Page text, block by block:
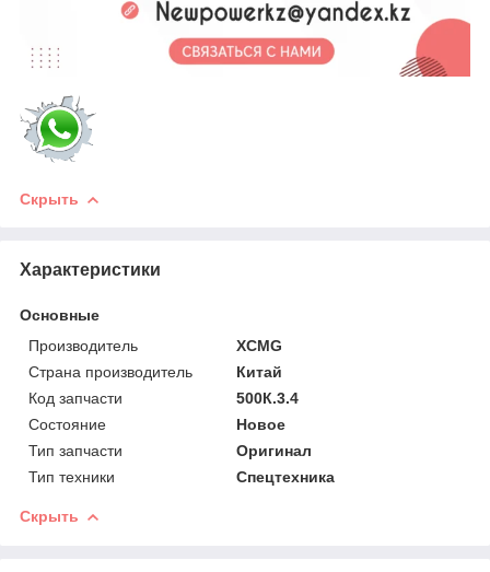
Скрыть
Характеристики
Основные
Производитель
XCMG
Страна производитель
Китай
Код запчасти
500К.3.4
Состояние
Новое
Тип запчасти
Оригинал
Тип техники
Спецтехника
Скрыть